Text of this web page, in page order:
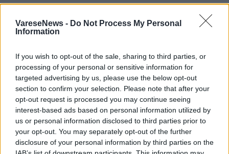
VareseNews - Do Not Process My Personal
Information
If you wish to opt-out of the sale, sharing to third parties, or
processing of your personal or sensitive information for
targeted advertising by us, please use the below opt-out
section to confirm your selection. Please note that after your
opt-out request is processed you may continue seeing
interest-based ads based on personal information utilized by
us or personal information disclosed to third parties prior to
your opt-out. You may separately opt-out of the further
disclosure of your personal information by third parties on the